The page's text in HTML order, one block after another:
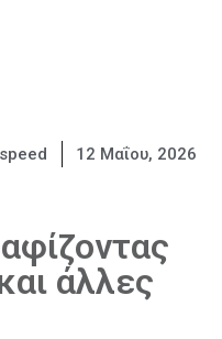
12 Μαΐου, 2026
άλλες